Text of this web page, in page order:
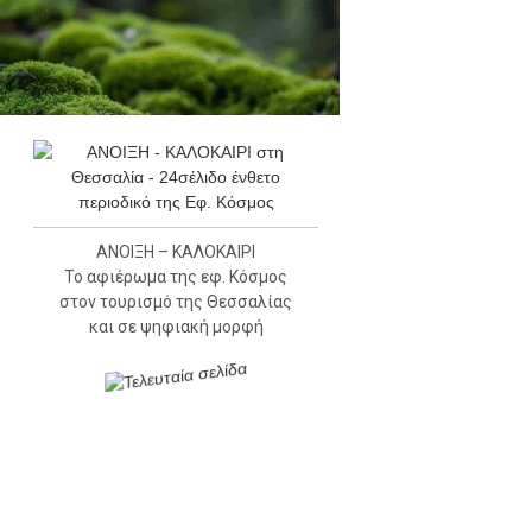
ΑΝΟΙΞΗ – ΚΑΛΟΚΑΙΡΙ
Το αφιέρωμα της εφ. Κόσμος
στον τουρισμό της Θεσσαλίας
και σε ψηφιακή μορφή